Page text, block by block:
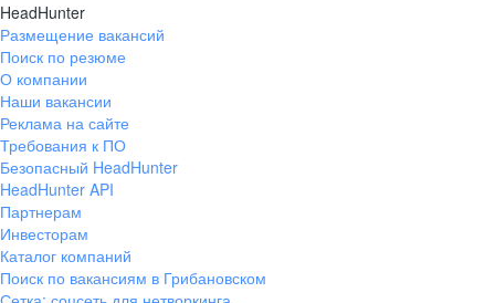
HeadHunter
Размещение вакансий
Поиск по резюме
О компании
Наши вакансии
Реклама на сайте
Требования к ПО
Безопасный HeadHunter
HeadHunter API
Партнерам
Инвесторам
Каталог компаний
Поиск по вакансиям в Грибановском